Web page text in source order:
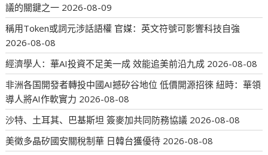
議的關鍵之一 2026-08-09
稱用Token或詞元涉話語權 官媒：英文符號可影響科技自強
2026-08-08
經濟學人：華AI投資不足美一成 效能追美前沿九成 2026-08-08
非洲各国開發者轉投中國AI撼矽谷地位 低價開源招徠 紐時：華領
導人將AI作軟實力 2026-08-08
沙特、土耳其、巴基斯坦 簽麥加共同防務協議 2026-08-08
美徵多晶矽國安關稅制華 日韓台獲優待 2026-08-08